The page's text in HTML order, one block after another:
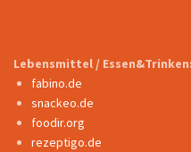
Lebensmittel / Essen&Trinken:
fabino.de
snackeo.de
foodir.org
rezeptigo.de